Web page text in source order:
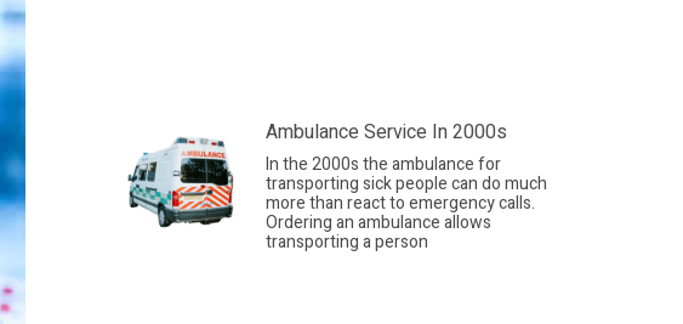
Ambulance Service In 2000s
In the 2000s the ambulance for
transporting sick people can do much
more than react to emergency calls.
Ordering an ambulance allows
transporting a person